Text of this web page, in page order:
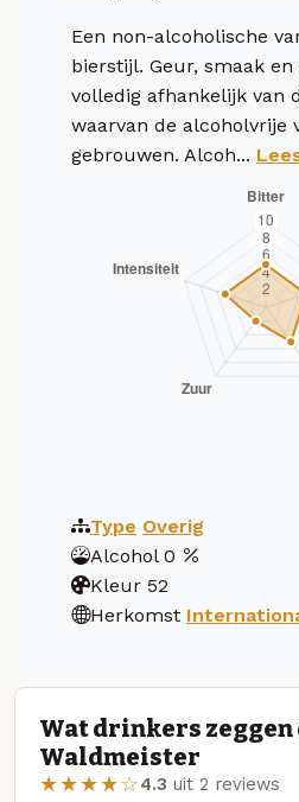
Een non-alcoholische
bierstijl. Geur, smaak
volledig afhankelijk van
waarvan de alcoholvrije
gebrouwen. Alcoh...
Type Overig
Alcohol 0
Kleur 52
Herkomst
Wat drinkers zeggen
Waldmeister
★★★★☆4.3 uit 2 reviews